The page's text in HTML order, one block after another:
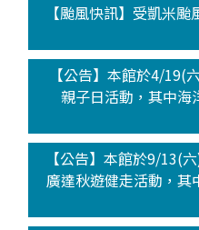
【颱風快訊】受凱米
【公告】本館於4/19(
親子日活動，其中海
【公告】本館於9/13(
廣達秋遊健走活動，其